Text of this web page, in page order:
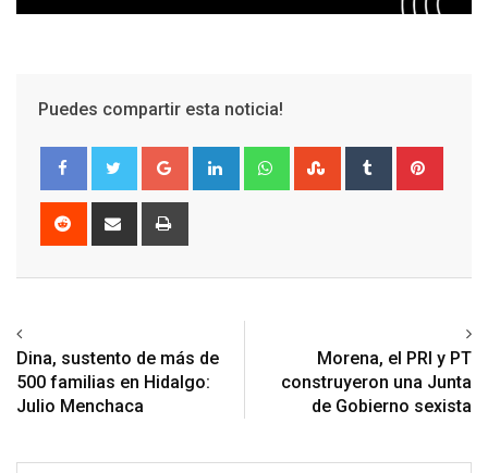
Puedes compartir esta noticia!
Google+ LinkedIn WhatsappStumbleUpon
Tumblr
Reddit
Share
Dina, sustento de más de
500 familias en Hidalgo:
Julio Menchaca
Morena, el PRI y PT
construyeron una Junta
de Gobierno sexista